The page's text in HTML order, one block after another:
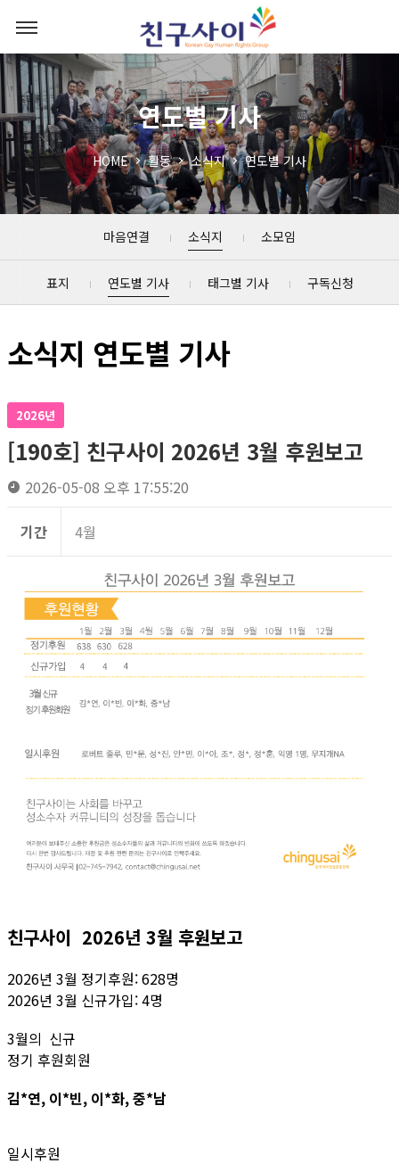
연도별 기사
HOME 활동 소식지 연도별 기사
마음연결 소식지 소모임
표지 연도별 기사 태그별 기사 구독신청
소식지 연도별 기사
2026년
[190호] 친구사이 2026년 3월 후원보고
2026-05-08 오후 17:55:20
기간 4월
친구사이 2026년 3월 후원보고
2026년 3월 정기후원: 628명
2026년 3월 신규가입: 4명
3월의 신규
정기 후원회원
김*연, 이*빈, 이*화, 중*남
일시후원